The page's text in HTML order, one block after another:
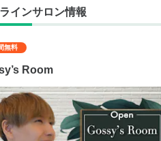
インサロン情報
無料
Room